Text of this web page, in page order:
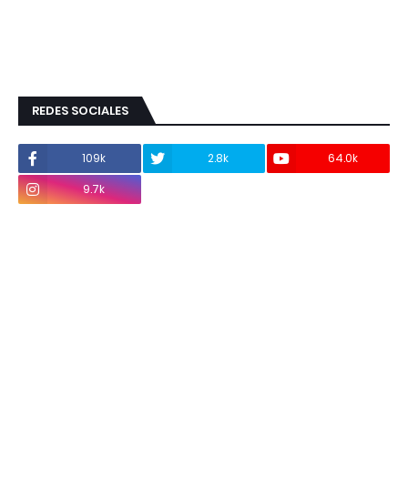
REDES SOCIALES
109k 2.8k
64.0k
9.7k